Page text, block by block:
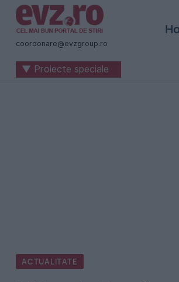
Știri
naționale
internaționale
coordonare@evzgroup.ro
▼ Proiecte speciale
ACTUALITATE